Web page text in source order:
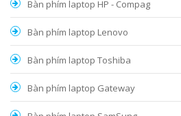
Bàn phím laptop HP - Compag
Bàn phím laptop Lenovo
Bàn phím laptop Toshiba
Bàn phím laptop Gateway